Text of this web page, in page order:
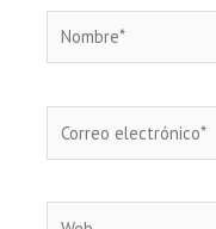
electrónico*